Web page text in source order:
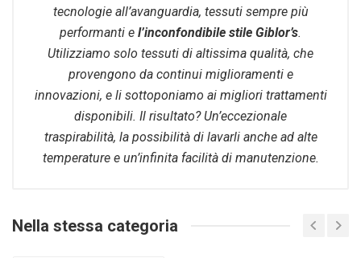
tecnologie all’avanguardia, tessuti sempre più
performanti e l’inconfondibile stile Giblor’s.
Utilizziamo solo tessuti di altissima qualità, che
provengono da continui miglioramenti e
innovazioni, e li sottoponiamo ai migliori trattamenti
disponibili. Il risultato? Un’eccezionale
traspirabilità, la possibilità di lavarli anche ad alte
temperature e un’infinita facilità di manutenzione.
Nella stessa categoria